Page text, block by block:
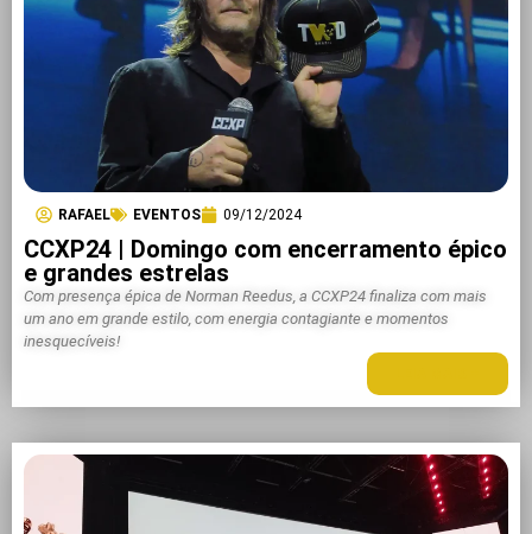
RAFAEL EVENTOS 09/12/2024
CCXP24 | Domingo com encerramento épico
e grandes estrelas
Com presença épica de Norman Reedus, a CCXP24 finaliza com mais
um ano em grande estilo, com energia contagiante e momentos
inesquecíveis!